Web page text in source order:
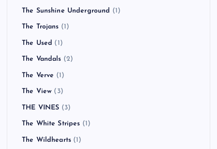
The Sunshine Underground (1)
The Trojans (1)
The Used (1)
The Vandals (2)
The Verve (1)
The View (3)
THE VINES (3)
The White Stripes (1)
The Wildhearts (1)